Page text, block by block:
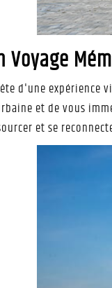
Voyage
d'une expérience
et de vous
et se